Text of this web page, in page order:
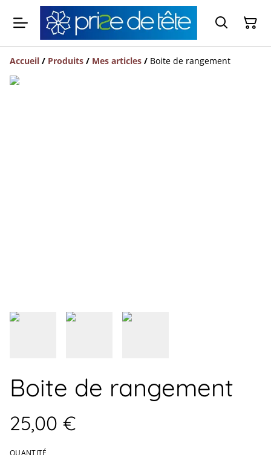
Accueil / Produits / Mes articles / Boite de rangement
Boite de rangement
25,00 €